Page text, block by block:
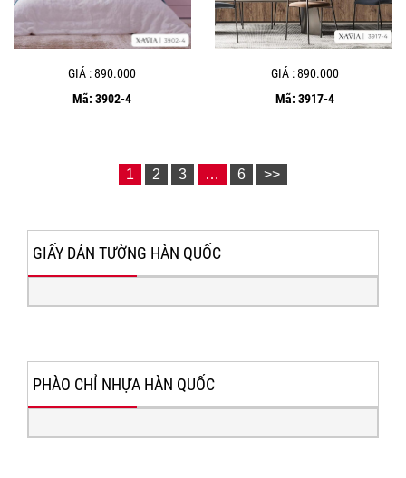
GIÁ : 890.000
Mã: 3902-4
GIÁ : 890.000
Mã: 3917-4
1 2 3 … 6 >>
GIẤY DÁN TƯỜNG HÀN QUỐC
PHÀO CHỈ NHỰA HÀN QUỐC